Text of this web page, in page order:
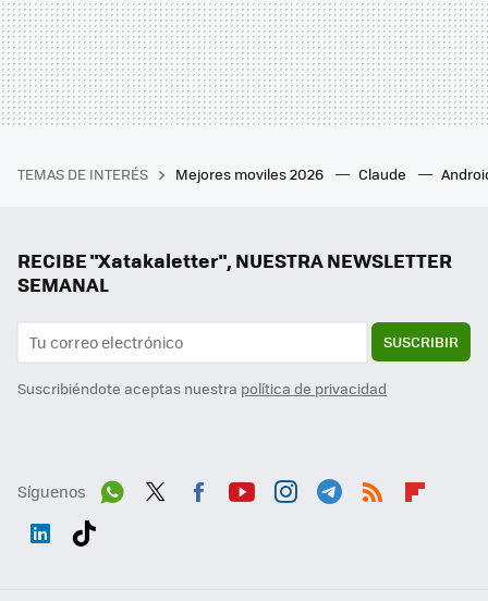
TEMAS DE INTERÉS Mejores moviles 2026 Claude
RECIBE "Xatakaletter", NUESTRA NEWSLETTER
SEMANAL
SUSCRIBIR
Suscribiéndote aceptas nuestra política de privacidad
Síguenos